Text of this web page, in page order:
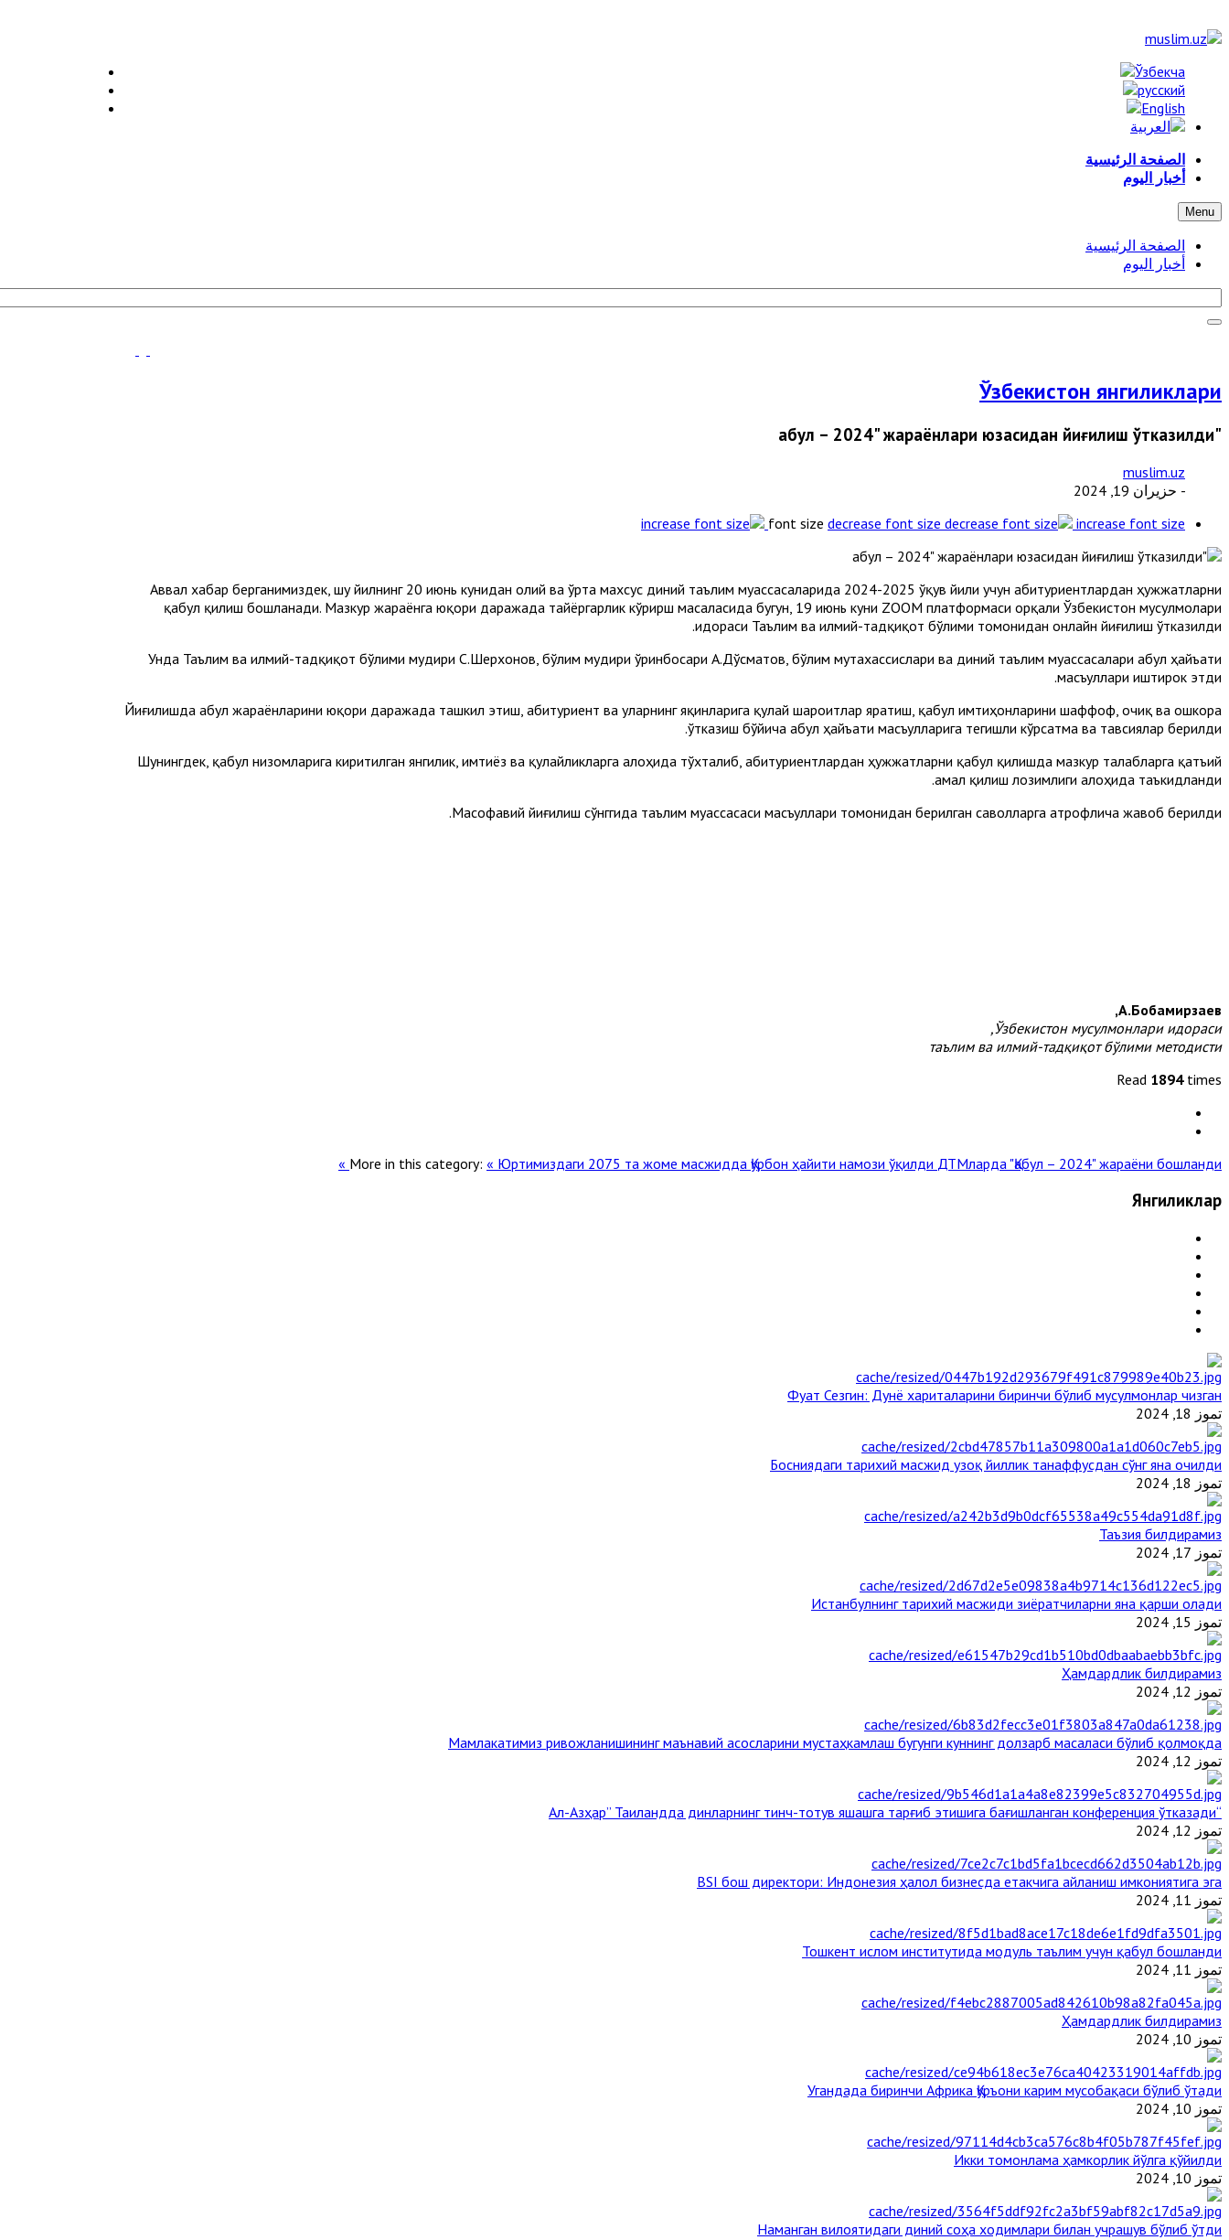
الصفحة الرئيسية
أخبار اليوم
Menu
الصفحة الرئيسية
أخبار اليوم
Ўзбекистон янгиликлари
"Қабул – 2024" жараёнлари юзасидан йиғилиш ўтказилди
muslim.uz
- حزيران 19, 2024
font size decrease font size increase font size
Аввал хабар берганимиздек, шу йилнинг 20 июнь кунидан олий ва ўрта махсус диний таълим муассасаларида 2024-2025 ўқув йили учун абитуриентлардан ҳужжатларни
қабул қилиш бошланади. Мазкур жараёнга юқори даражада тайёргарлик кўрирш масаласида бугун, 19 июнь куни ZOOM платформаси орқали Ўзбекистон мусулмолари
идораси Таълим ва илмий-тадқиқот бўлими томонидан онлайн йиғилиш ўтказилди.
Унда Таълим ва илмий-тадқиқот бўлими мудири С.Шерхонов, бўлим мудири ўринбосари А.Дўсматов, бўлим мутахассислари ва диний таълим муассасалари Қабул ҳайъати
масъуллари иштирок этди.
Йиғилишда Қабул жараёнларини юқори даражада ташкил этиш, абитуриент ва уларнинг яқинларига қулай шароитлар яратиш, қабул имтиҳонларини шаффоф, очиқ ва ошкора
ўтказиш бўйича Қабул ҳайъати масъулларига тегишли кўрсатма ва тавсиялар берилди.
Шунингдек, қабул низомларига киритилган янгилик, имтиёз ва қулайликларга алоҳида тўхталиб, абитуриентлардан ҳужжатларни қабул қилишда мазкур талабларга қатъий
амал қилиш лозимлиги алоҳида таъкидланди.
Масофавий йиғилиш сўнггида таълим муассасаси масъуллари томонидан берилган саволларга атрофлича жавоб берилди.
А.Бобамирзаев,
Ўзбекистон мусулмонлари идораси,
таълим ва илмий-тадқиқот бўлими методисти
Read 1894times
More in this category: « Юртимиздаги 2075 та жоме масжидда Қурбон ҳайити намози ўқилди ДТМларда "Қабул – 2024" жараёни бошланди »
Янгиликлар
Фуат Сезгин: Дунё хариталарини биринчи бўлиб мусулмонлар чизган
تموز 18, 2024
Босниядаги тарихий масжид узоқ йиллик танаффусдан сўнг яна очилди
تموز 18, 2024
Таъзия билдирамиз
تموز 17, 2024
Истанбулнинг тарихий масжиди зиёратчиларни яна қарши олади
تموز 15, 2024
Ҳамдардлик билдирамиз
تموز 12, 2024
Мамлакатимиз ривожланишининг маънавий асосларини мустаҳкамлаш бугунги куннинг долзарб масаласи бўлиб қолмоқда
تموز 12, 2024
“Ал-Азҳар” Таиландда динларнинг тинч-тотув яшашга тарғиб этишига бағишланган конференция ўтказади
تموز 12, 2024
BSI бош директори: Индонезия ҳалол бизнесда етакчига айланиш имкониятига эга
تموز 11, 2024
Тошкент ислом институтида модуль таълим учун қабул бошланди
تموز 11, 2024
Ҳамдардлик билдирамиз
تموز 10, 2024
Угандада биринчи Aфрика Қуръони карим мусобақаси бўлиб ўтади
تموز 10, 2024
Икки томонлама ҳамкорлик йўлга қўйилди
تموز 10, 2024
Наманган вилоятидаги диний соҳа ходимлари билан учрашув бўлиб ўтди